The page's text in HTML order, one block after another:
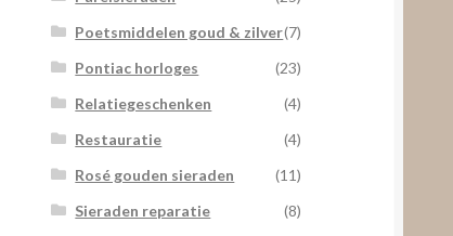
Poetsmiddelen goud & zilver(7)
Pontiac horloges
(23)
Relatiegeschenken
(4)
Restauratie
(4)
Rosé gouden sieraden
(11)
Sieraden reparatie
(8)